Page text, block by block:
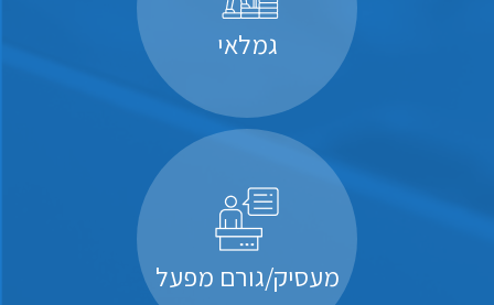
גמלאי
מעסיק/גורם מפעל